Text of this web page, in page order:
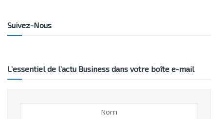
Suivez-Nous
L’essentiel de l’actu Business dans votre boîte e-mail